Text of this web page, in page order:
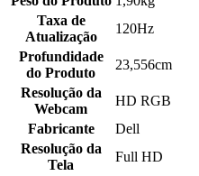
Taxa de
Atualização
120Hz
Profundidade
do Produto
23,556cm
Resolução da
Webcam
HD RGB
Fabricante
Dell
Resolução da
Tela
Full HD